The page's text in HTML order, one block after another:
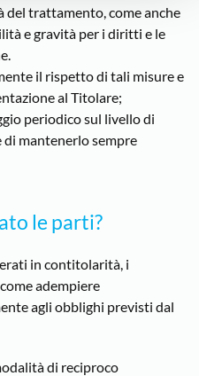
del trattamento, come anche
e gravità per i diritti e le
il rispetto di tali misure e
al Titolare;
periodico sul livello di
di mantenerlo sempre
le parti?
in contitolarità, i
adempiere
agli obblighi previsti dal
di reciproco